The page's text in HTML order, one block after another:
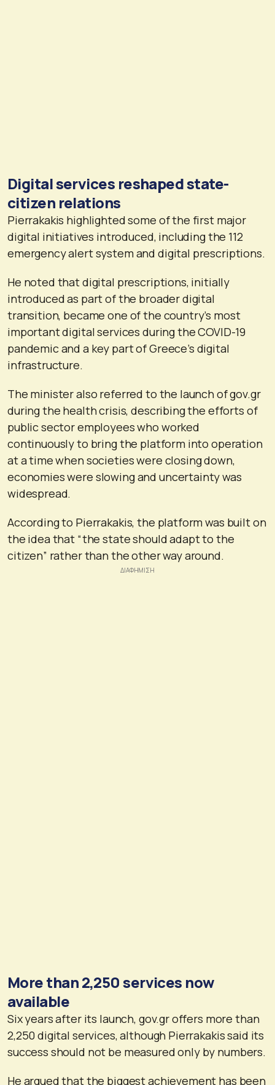
Digital services reshaped state-
citizen relations
Pierrakakis highlighted some of the first major
digital initiatives introduced, including the 112
emergency alert system and digital prescriptions.
He noted that digital prescriptions, initially
introduced as part of the broader digital
transition, became one of the country’s most
important digital services during the COVID-19
pandemic and a key part of Greece’s digital
infrastructure.
The minister also referred to the launch of gov.gr
during the health crisis, describing the efforts of
public sector employees who worked
continuously to bring the platform into operation
at a time when societies were closing down,
economies were slowing and uncertainty was
widespread.
According to Pierrakakis, the platform was built on
the idea that “the state should adapt to the
citizen” rather than the other way around.
More than 2,250 services now
available
Six years after its launch, gov.gr offers more than
2,250 digital services, although Pierrakakis said its
success should not be measured only by numbers.
He argued that the biggest achievement has been